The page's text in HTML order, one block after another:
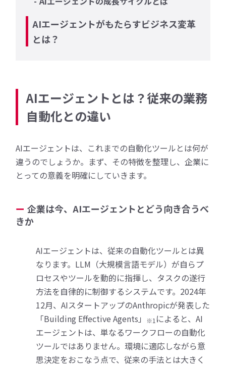
AIエージェントがもたらすビジネス変革
とは？
AIエージェントとは？従来の業務
自動化との違い
AIエージェントは、これまでの自動化ツールとは何が
違うのでしょうか。まず、その特徴を整理し、企業に
とっての意義を明確にしていきます。
企業は今、AIエージェントとどう向き合うべ
きか
AIエージェントは、従来の自動化ツールとは異
なります。LLM（大規模言語モデル）が自らプ
ロセスやツールを動的に指揮し、タスクの遂行
方法を自律的に制御するシステムです。2024年
12月、AIスタートアップのAnthropicが発表した
「Building Effective Agents」
※1 によると、AI
エージェントは、単なるワークフローの自動化
ツールではありません。環境に適応しながら意
思決定をおこなう点で、従来の手法とは大きく